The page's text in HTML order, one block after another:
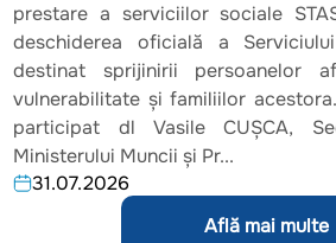
prestare a serviciilor sociale
deschiderea oficială a Serviciului
destinat sprijinirii persoanelor
vulnerabilitate și familiilor
participat dl Vasile CUȘCA,
Ministerului Muncii și Pr...
31.07.2026
Află mai multe